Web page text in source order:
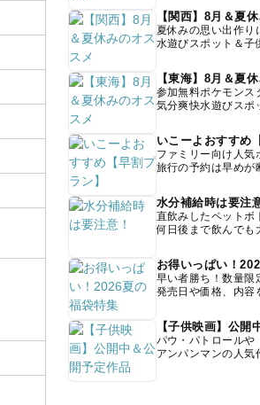
【関西】8月＆夏
夏休みの思い出作り
水遊びスポット＆子
【東海】8月＆夏
参加無料ポケモンス
気分爽快水遊びスポ
いこーよおすすめ
ファミリー向け人気
旅行の予約は早めが
水分補給時は要注
直飲みしたペットボ
何日後まで飲んでも
お得いっぱい！
早い者勝ち！数量限
発売日や価格、内容
【子供映画】公開
パウ・パトロールや
アンパンマンの人気